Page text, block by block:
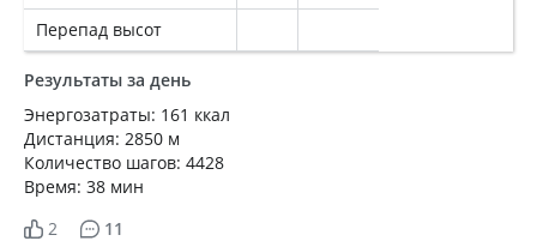
Перепад высот
Результаты за день
Энергозатраты: 161 ккал
Дистанция: 2850 м
Количество шагов: 4428
Время: 38 мин
2
11